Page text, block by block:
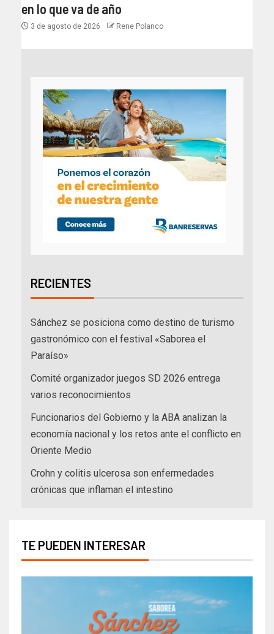
en lo que va de año
3 de agosto de 2026 Rene Polanco
RECIENTES
Sánchez se posiciona como destino de turismo
gastronómico con el festival «Saborea el
Paraíso»
Comité organizador juegos SD 2026 entrega
varios reconocimientos
Funcionarios del Gobierno y la ABA analizan la
economía nacional y los retos ante el conflicto en
Oriente Medio
Crohn y colitis ulcerosa son enfermedades
crónicas que inflaman el intestino
TE PUEDEN INTERESAR